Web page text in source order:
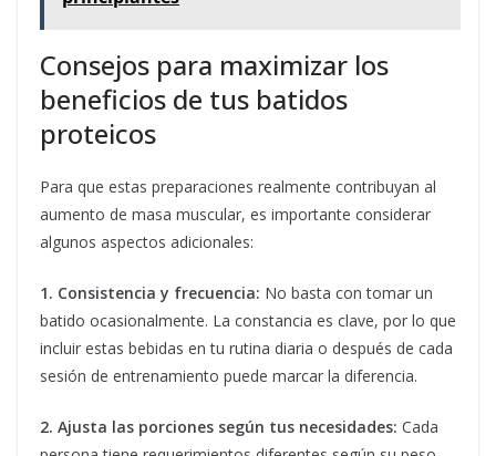
Consejos para maximizar los
beneficios de tus batidos
proteicos
Para que estas preparaciones realmente contribuyan al
aumento de masa muscular, es importante considerar
algunos aspectos adicionales:
1. Consistencia y frecuencia: No basta con tomar un
batido ocasionalmente. La constancia es clave, por lo que
incluir estas bebidas en tu rutina diaria o después de cada
sesión de entrenamiento puede marcar la diferencia.
2. Ajusta las porciones según tus necesidades: Cada